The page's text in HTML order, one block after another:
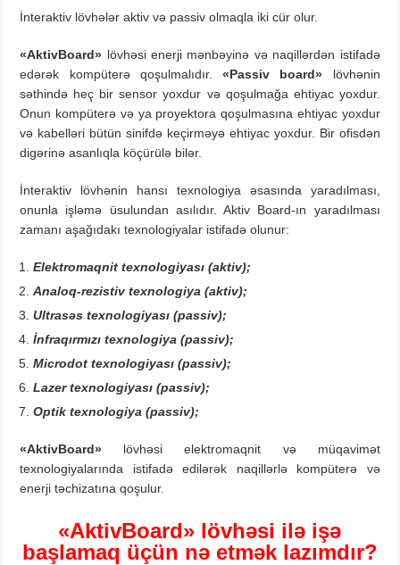
İnteraktiv lövhələr aktiv və passiv olmaqla iki cür olur.
«AktivBoard» lövhəsi enerji mənbəyinə və naqillərdən istifadə
edərək kompüterə qoşulmalıdır.«Passiv board» lövhənin
səthində heç bir sensor yoxdur və qoşulmağa ehtiyac yoxdur.
Onun kompüterə və ya proyektora qoşulmasına ehtiyac yoxdur
və kabelləri bütün sinifdə keçirməyə ehtiyac yoxdur. Bir ofisdən
digərinə asanlıqla köçürülə bilər.
İnteraktiv lövhənin hansı texnologiya əsasında yaradılması,
onunla işləmə üsulundan asılıdır. Aktiv Board-ın yaradılması
zamanı aşağıdakı texnologiyalar istifadə olunur:
Elektromaqnit texnologiyası (aktiv);
Analoq-rezistiv texnologiya (aktiv);
Ultrasəs texnologiyası (passiv);
İnfraqırmızı texnologiya (passiv);
Microdot texnologiyası (passiv);
Lazer texnologiyası (passiv);
Optik texnologiya (passiv);
«AktivBoard» lövhəsi elektromaqnit və müqavimət
texnologiyalarında istifadə edilərək naqillərlə kompüterə və
enerji təchizatına qoşulur.
«AktivBoard» lövhəsi ilə işə
başlamaq üçün nə etmək lazımdır?